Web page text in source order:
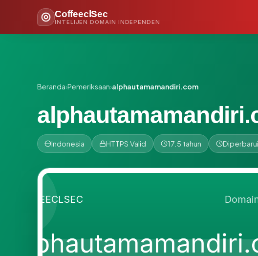
CoffeeclSec
INTELIJEN DOMAIN INDEPENDEN
Beranda›Pemeriksaan›alphautamamandiri.com
Indonesia HTTPS Valid 17.5 tahun Diperbarui